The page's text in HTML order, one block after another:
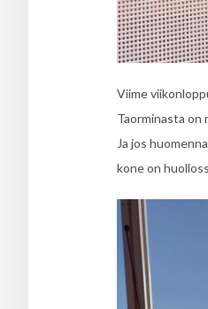
Viime
Taorminasta on
Ja jos
kone on